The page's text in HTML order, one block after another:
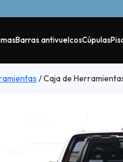
Barras antivuelcosCúpulas
/Caja de